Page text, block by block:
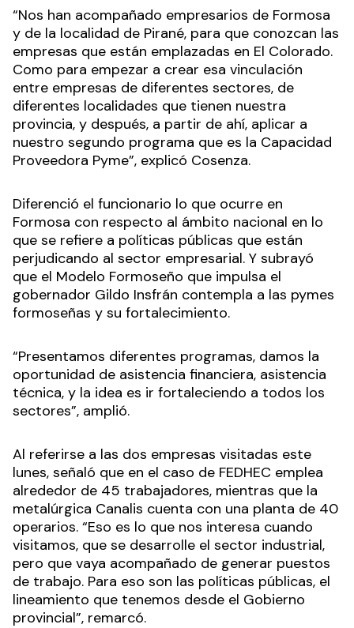
“Nos han acompañado empresarios de Formosa
y de la localidad de Pirané, para que conozcan las
empresas que están emplazadas en El Colorado.
Como para empezar a crear esa vinculación
entre empresas de diferentes sectores, de
diferentes localidades que tienen nuestra
provincia, y después, a partir de ahí, aplicar a
nuestro segundo programa que es la Capacidad
Proveedora Pyme”, explicó Cosenza.
Diferenció el funcionario lo que ocurre en
Formosa con respecto al ámbito nacional en lo
que se refiere a políticas públicas que están
perjudicando al sector empresarial. Y subrayó
que el Modelo Formoseño que impulsa el
gobernador Gildo Insfrán contempla a las pymes
formoseñas y su fortalecimiento.
“Presentamos diferentes programas, damos la
oportunidad de asistencia financiera, asistencia
técnica, y la idea es ir fortaleciendo a todos los
sectores”, amplió.
Al referirse a las dos empresas visitadas este
lunes, señaló que en el caso de FEDHEC emplea
alrededor de 45 trabajadores, mientras que la
metalúrgica Canalis cuenta con una planta de 40
operarios. “Eso es lo que nos interesa cuando
visitamos, que se desarrolle el sector industrial,
pero que vaya acompañado de generar puestos
de trabajo. Para eso son las políticas públicas, el
lineamiento que tenemos desde el Gobierno
provincial”, remarcó.